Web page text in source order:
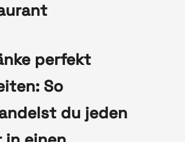
perfekt
So
du jeden